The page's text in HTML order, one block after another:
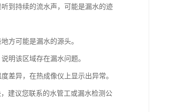
到持续的流水声，可能是漏水的迹
方可能是漏水的源头。
明该区域存在漏水问题。
差异，在热成像仪上显示出异常。
建议您联系的水管工或漏水检测公